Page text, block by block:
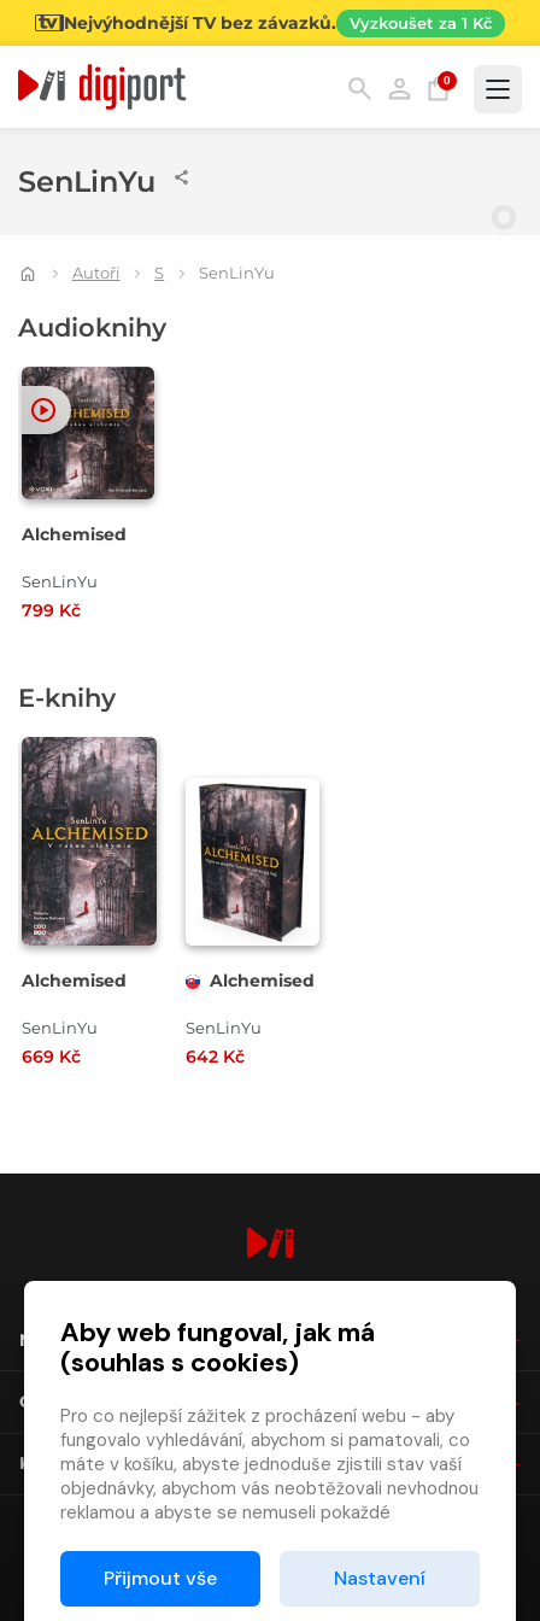
Nejvýhodnější TV bez závazků. Vyzkoušet za 1 Kč
0
SenLinYu
Autoři S SenLinYu
Audioknihy
Alchemised
SenLinYu
799 Kč
E-knihy
Alchemised
SenLinYu
669 Kč
Alchemised
SenLinYu
642 Kč
NÁKUP
O SPOLEČNOSTI
KONTAKT
Aby web fungoval, jak má
(souhlas s cookies)
Pro co nejlepší zážitek z procházení webu - aby
fungovalo vyhledávání, abychom si pamatovali, co
máte v košíku, abyste jednoduše zjistili stav vaší
objednávky, abychom vás neobtěžovali nevhodnou
reklamou a abyste se nemuseli pokaždé
Proto od vás potřebujeme souhlas se
zpracováním souborů cookies
Přijmout vše Nastavení